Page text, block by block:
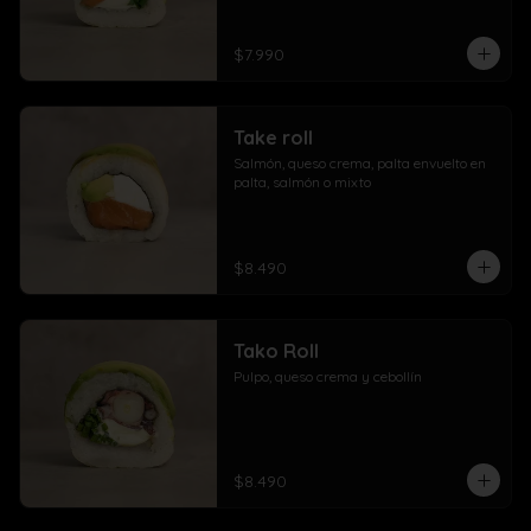
$7.990
Take roll
Salmón, queso crema, palta envuelto en
palta, salmón o mixto
$8.490
Tako Roll
Pulpo, queso crema y cebollín
$8.490